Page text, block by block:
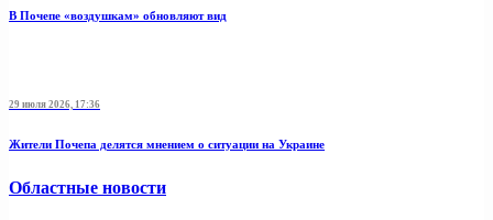
В Почепе «воздушкам» обновляют вид
29 июля 2026, 17:36
Жители Почепа делятся мнением о ситуации на Украине
Областные новости